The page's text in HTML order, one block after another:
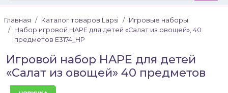
Главная Каталог товаров Lapsi
Игровые наборы
Набор игровой HAPE для детей «Салат из овощей», 40
предметов E3174_HP
Игровой набор HAPE для детей
«Салат из овощей» 40 предметов